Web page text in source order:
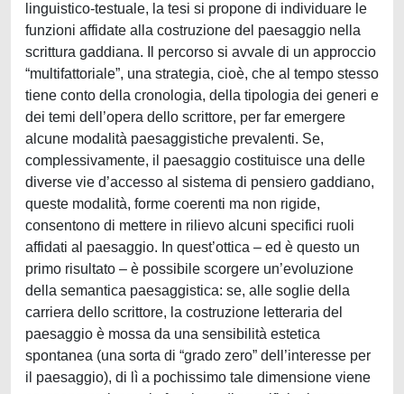
linguistico-testuale, la tesi si propone di individuare le
funzioni affidate alla costruzione del paesaggio nella
scrittura gaddiana. Il percorso si avvale di un approccio
“multifattoriale”, una strategia, cioè, che al tempo stesso
tiene conto della cronologia, della tipologia dei generi e
dei temi dell’opera dello scrittore, per far emergere
alcune modalità paesaggistiche prevalenti. Se,
complessivamente, il paesaggio costituisce una delle
diverse vie d’accesso al sistema di pensiero gaddiano,
queste modalità, forme coerenti ma non rigide,
consentono di mettere in rilievo alcuni specifici ruoli
affidati al paesaggio. In quest’ottica – ed è questo un
primo risultato – è possibile scorgere un’evoluzione
della semantica paesaggistica: se, alle soglie della
carriera dello scrittore, la costruzione letteraria del
paesaggio è mossa da una sensibilità estetica
spontanea (una sorta di “grado zero” dell’interesse per
il paesaggio), di lì a pochissimo tale dimensione viene